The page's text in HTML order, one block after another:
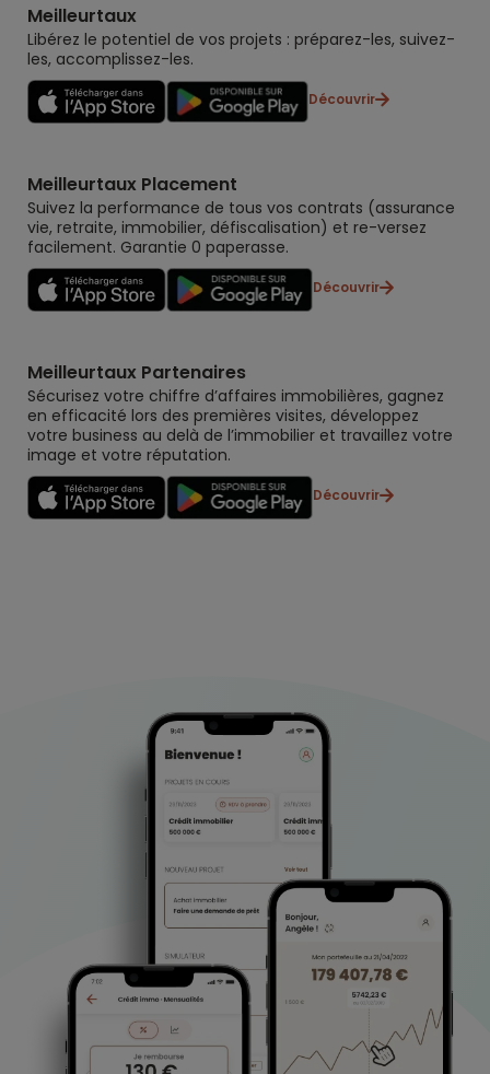
Meilleurtaux
Libérez le potentiel de vos projets : préparez-les, suivez-
les, accomplissez-les.
Découvrir
Meilleurtaux Placement
Suivez la performance de tous vos contrats (assurance
vie, retraite, immobilier, défiscalisation) et re-versez
facilement. Garantie 0 paperasse.
Découvrir
Meilleurtaux Partenaires
Sécurisez votre chiffre d’affaires immobilières, gagnez
en efficacité lors des premières visites, développez
votre business au delà de l’immobilier et travaillez votre
image et votre réputation.
Découvrir